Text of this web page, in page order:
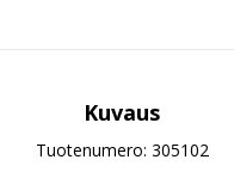
Kuvaus
Tuotenumero: 305102